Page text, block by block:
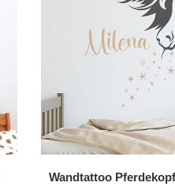
Wandtattoo